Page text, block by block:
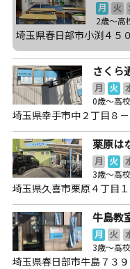
月 火
2歳～高
埼玉県春日部市小渕４
さくら
月 火
0歳～高
埼玉県幸手市中２丁目８
栗原は
月 火
3歳～高
埼玉県久喜市栗原４丁目
牛島教
月 火
3歳～高
埼玉県春日部市牛島７３